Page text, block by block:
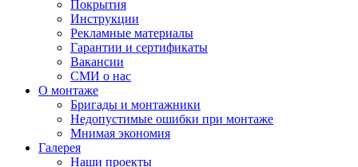
Покрытия
Инструкции
Рекламные материалы
Гарантии и сертификаты
Вакансии
СМИ о нас
О монтаже
Бригады и монтажники
Недопустимые ошибки при монтаже
Мнимая экономия
Галерея
Наши проекты